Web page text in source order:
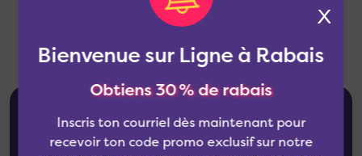
Bienvenue sur Ligne à Rabais
Obtiens 30 % de rabais
Inscris ton courriel dès maintenant pour
recevoir ton code promo exclusif sur notre
X